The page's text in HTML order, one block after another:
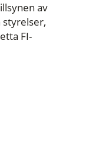
av
styrelser,
FI-